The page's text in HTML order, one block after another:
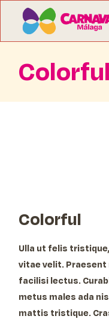
Colorful
Colorful
Ulla ut felis
vitae velit.
facilisi lectus.
metus males ada
mattis tristique.